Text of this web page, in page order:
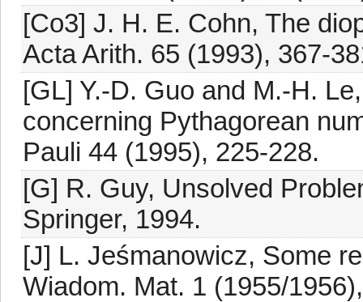
[Co3] J. H. E. Cohn, The
Acta Arith. 65 (1993), 367-
[GL] Y.-D. Guo and M.-H.
concerning Pythagorean
Pauli 44 (1995), 225-228.
[G] R. Guy, Unsolved
Springer, 1994.
[J] L. Jeśmanowicz, Some
Wiadom. Mat. 1 (1955/